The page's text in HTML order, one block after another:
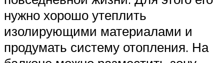
нужно хорошо утеплить
изолирующими материалами и
продумать систему отопления. На